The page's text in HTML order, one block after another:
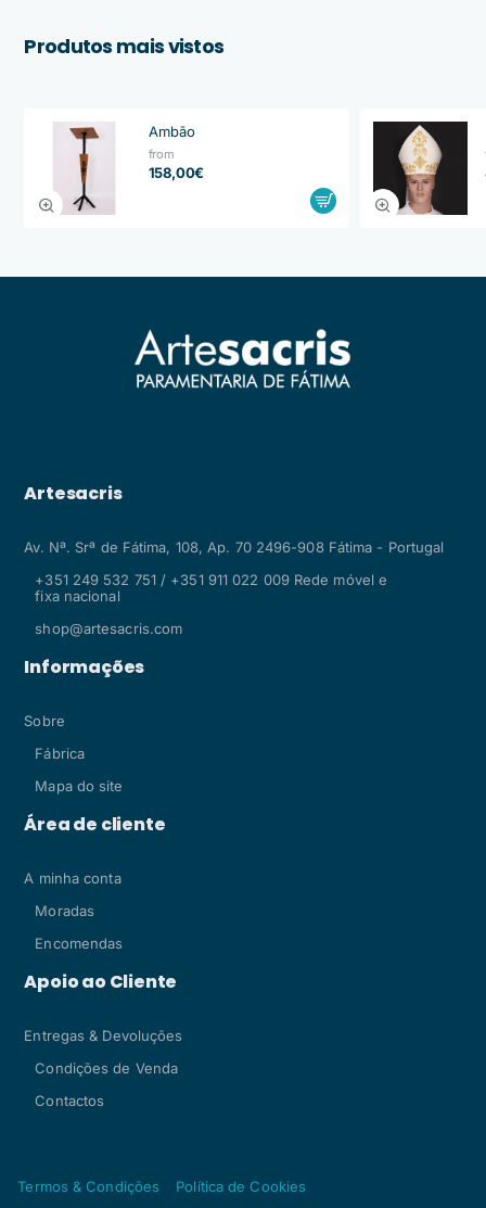
Produtos mais vistos
Ambão
from
158,00€
Artesacris
Av. Nª. Srª de Fátima, 108, Ap. 70 2496-908 Fátima - Portugal
+351 249 532 751 / +351 911 022 009 Rede móvel e
fixa nacional
shop@artesacris.com
Informações
Sobre
Fábrica
Mapa do site
Área de cliente
A minha conta
Moradas
Encomendas
Apoio ao Cliente
Entregas & Devoluções
Condições de Venda
Contactos
Termos & Condições Política de Cookies